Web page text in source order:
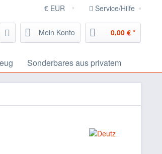
Service/Hilfe
Mein Konto 0,00 € *
Sonderbares aus privatem